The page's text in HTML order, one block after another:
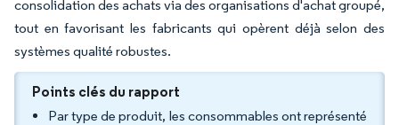
consolidation des achats via des organisations d'achat groupé,
tout en favorisant les fabricants qui opèrent déjà selon des
systèmes qualité robustes.
Points clés du rapport
Par type de produit, les consommables ont représenté